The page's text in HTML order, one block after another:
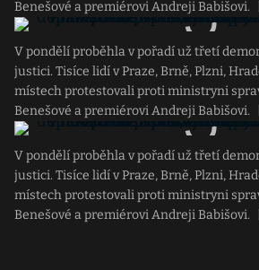
Benešové a premiérovi Andreji Babišovi.
V pondělí proběhla v pořadí už třetí
justici. Tisíce lidí v Praze, Brně, Plzni,
místech protestovali proti ministryni
Benešové a premiérovi Andreji Babišovi.
V pondělí proběhla v pořadí už třetí
justici. Tisíce lidí v Praze, Brně, Plzni,
místech protestovali proti ministryni
Benešové a premiérovi Andreji Babišovi.